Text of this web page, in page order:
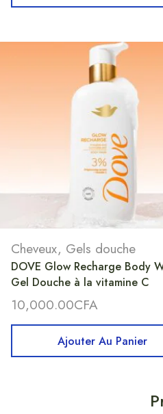
Cheveux, Gels douche
DOVE Glow Recharge Body
Gel Douche à la vitamine C
10,000.00CFA
Ajouter Au Panier